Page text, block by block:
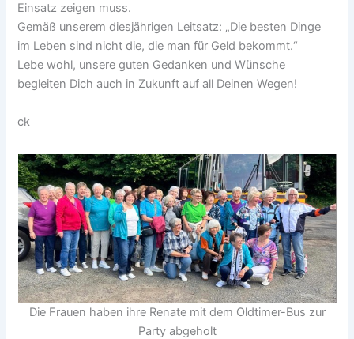
Einsatz zeigen muss.
Gemäß unserem diesjährigen Leitsatz: „Die besten Dinge
im Leben sind nicht die, die man für Geld bekommt.“
Lebe wohl, unsere guten Gedanken und Wünsche
begleiten Dich auch in Zukunft auf all Deinen Wegen!
ck
Die Frauen haben ihre Renate mit dem Oldtimer-Bus zur
Party abgeholt